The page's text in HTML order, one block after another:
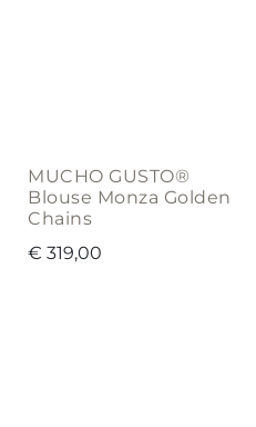
MUCHO GUSTO®
Blouse Monza Golden
Chains
€ 319,00